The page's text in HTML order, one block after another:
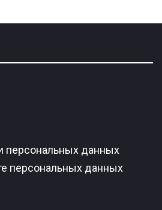
персональных данных
персональных данных